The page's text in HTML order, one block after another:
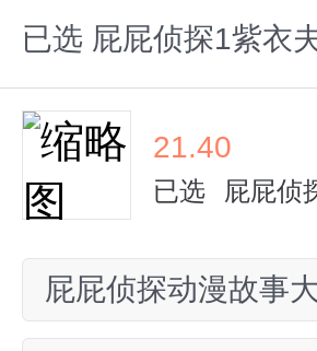
已选 屁屁侦探1紫衣
21.40
已选 屁屁侦
屁屁侦探动漫故事